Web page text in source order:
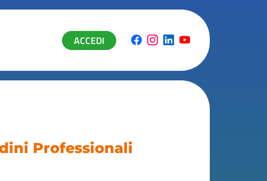
ACCEDI
Professionali